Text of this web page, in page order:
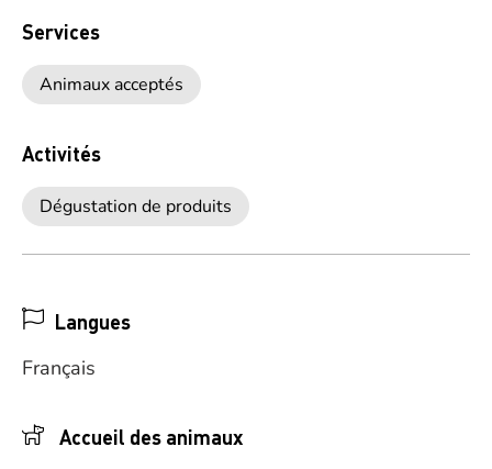
Services
Animaux acceptés
Activités
Dégustation de produits
Langues
Français
Accueil des animaux